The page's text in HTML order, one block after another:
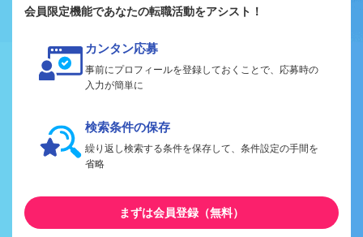
会員限定機能であなたの転職活動をアシスト！
カンタン応募
事前にプロフィールを登録しておくことで、応募時の
入力が簡単に
検索条件の保存
繰り返し検索する条件を保存して、条件設定の手間を
省略
まずは会員登録（無料）